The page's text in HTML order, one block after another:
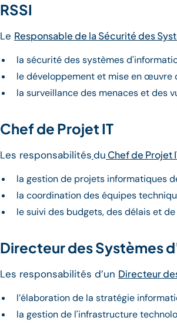
RSSI
Le Responsable de la Sécurité des
la sécurité des systèmes
le développement et mise en œuvre
la surveillance des menaces et des
Chef de Projet IT
Les responsabilitésdu Chef de Projet
la gestion de projets informatiques
la coordination des équipes
le suivi des budgets, des délais et
Directeur des Systèmes
Les responsabilités d’un Directeur
l’élaboration de la stratégie
la gestion de l'infrastructure